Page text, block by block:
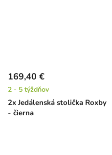
2x Jedálenská stolička Roxby
- čierna
169,40 €
2 - 5 týždňov